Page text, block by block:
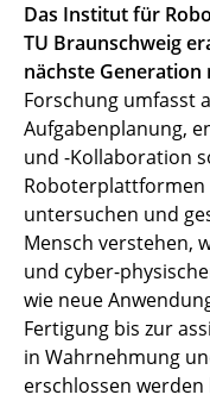
Das Institut für
TU Braunschweig
nächste
Forschung umfasst
Aufgabenplanung,
und -Kollaboration
Roboterplattformen
untersuchen und
Mensch verstehen,
und cyber-
wie neue
Fertigung bis zur
in Wahrnehmung
erschlossen werden